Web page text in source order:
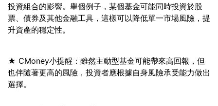
投資組合的影響。舉個例子，某個基金可能同時投資於股
票、債券及其他金融工具，這樣可以降低單一市場風險，提
★ CMoney小提醒：雖然主動型基金可能帶來高回報，但
也伴隨著更高的風險，投資者應根據自身風險承受能力做出